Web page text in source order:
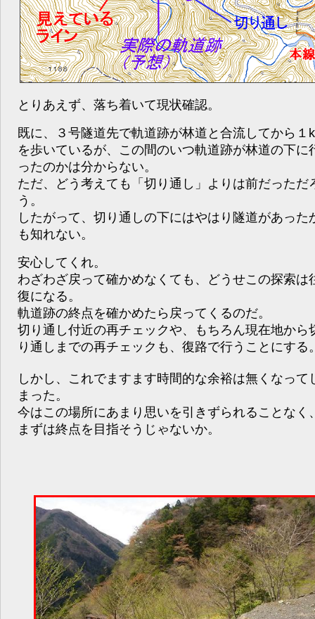
とりあえず、落ち着いて現状確認。
既に、３号隧道先で軌道跡が林道と合流してから１
を歩いているが、この間のいつ軌道跡が林道の下に
ったのかは分からない。
ただ、どう考えても「切り通し」よりは前だっただ
う。
したがって、切り通しの下にはやはり隧道があった
も知れない。
安心してくれ。
わざわざ戻って確かめなくても、どうせこの探索は
復になる。
軌道跡の終点を確かめたら戻ってくるのだ。
切り通し付近の再チェックや、もちろん現在地から
り通しまでの再チェックも、復路で行うことにする
しかし、これでますます時間的な余裕は無くなって
まった。
今はこの場所にあまり思いを引きずられることなく
まずは終点を目指そうじゃないか。